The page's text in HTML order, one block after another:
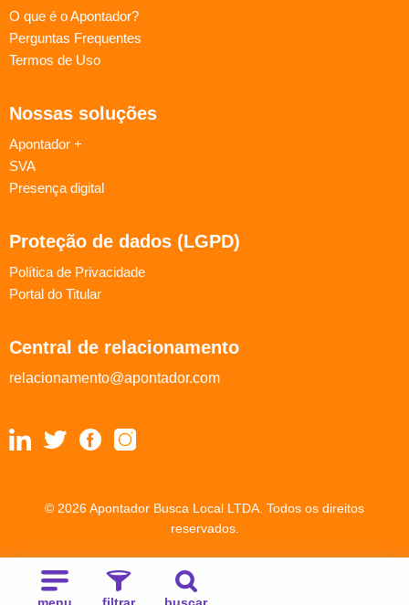
O que é o Apontador?
Perguntas Frequentes
Termos de Uso
Nossas soluções
Apontador +
SVA
Presença digital
Proteção de dados (LGPD)
Política de Privacidade
Portal do Titular
Central de relacionamento
relacionamento@apontador.com
© 2026 Apontador Busca Local LTDA. Todos os direitos
reservados.